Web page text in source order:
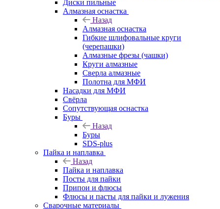
Диски пильные
Алмазная оснастка
Назад
Алмазная оснастка
Гибкие шлифовальные круги
(черепашки)
Алмазные фрезы (чашки)
Круги алмазные
Сверла алмазные
Полотна для МФИ
Насадки для МФИ
Свёрла
Сопутствующая оснастка
Буры
Назад
Буры
SDS-plus
Пайка и наплавка
Назад
Пайка и наплавка
Посты для пайки
Припои и флюсы
Флюсы и пасты для пайки и лужения
Сварочные материалы